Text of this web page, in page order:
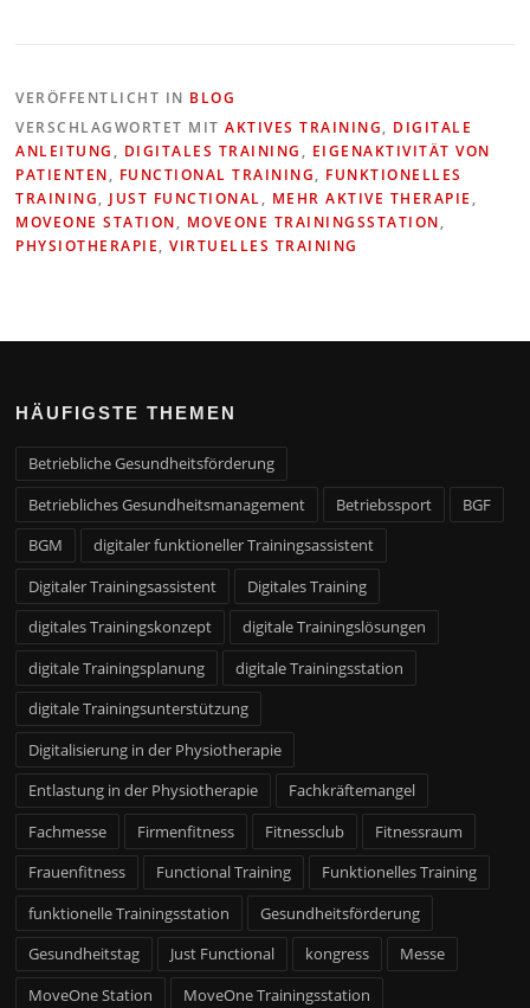
VERÖFFENTLICHT IN BLOG
VERSCHLAGWORTET MITAKTIVES TRAINING, DIGITALE
ANLEITUNG , DIGITALES TRAINING , EIGENAKTIVITÄT VON
PATIENTEN, FUNCTIONAL TRAINING, FUNKTIONELLES
TRAINING, JUST FUNCTIONAL, MEHR AKTIVE THERAPIE ,
MOVEONE STATION, MOVEONE TRAININGSSTATION,
PHYSIOTHERAPIE,VIRTUELLES TRAINING
HÄUFIGSTE THEMEN
Betriebliche Gesundheitsförderung
Betriebliches Gesundheitsmanagement
Betriebssport
BGF
BGM
digitaler funktioneller Trainingsassistent
Digitaler Trainingsassistent
Digitales Training
digitales Trainingskonzept
digitale Trainingslösungen
digitale Trainingsplanung
digitale Trainingsstation
digitale Trainingsunterstützung
Digitalisierung in der Physiotherapie
Entlastung in der Physiotherapie
Fachkräftemangel
Fachmesse
Firmenfitness Fitnessclub
Fitnessraum
Frauenfitness
Functional Training
Funktionelles Training
funktionelle Trainingsstation
Gesundheitsförderung
Gesundheitstag
Just Functional kongress
Messe
MoveOne Station
MoveOne Trainingsstation